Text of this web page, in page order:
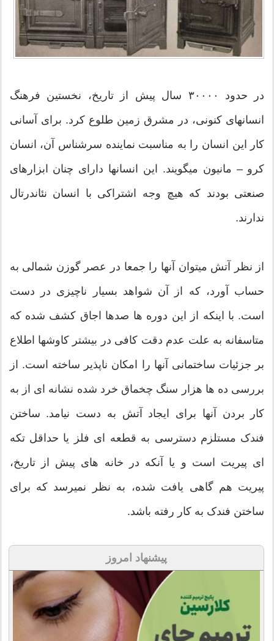
در حدود ۳۰۰۰۰ سال پیش از تاریخ، نخستین فرهنگ
انسانهای کنونی، در مشرق زمین طلوع کرد. برای آسانی
کار این انسان را به مناسبت نماینده سرشناس آن، انسان
کرو – مانیون میگویند. این انسانها دارای چنان ابزارهای
صنعتی بودند که هیچ وجه اشتراکی با انسان نئاندرتال
ندارند.
از نظر آتش میتوان آنها را جمعا در عصر گوزن شمالی به
حساب آورد، که از آن شواهد بسیار ناچیزی در دست
است. با اینکه از این دوره ها صدها اجاق کشف شده که
متاسفانه به علت عدم دقت کافی در بیشتر کاوشها اطلاع
بر جزئیات ساختمانی آنها را امکان ناپذیر ساخته است. از
بررسی ده ها هزار سنگ چخماق خرد شده نشانه ای از به
کار بردن آنها برای ایجاد آتش به دست نیامد. ساختن
فندک مستلزم دسترسی به قطعه ای فلز یا حداقل تکه
ای پیریت است و یا آنکه در خانه های پیش از تاریخ،
پیریت هم گاهی یافت شده، به نظر نمیرسد که برای
ساختن فندک به کار رفته باشد.
پیشنهاد امروز